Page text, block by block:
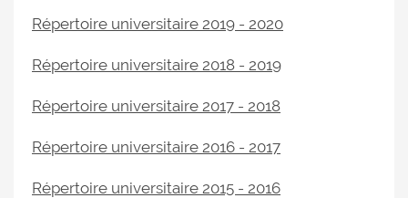
Répertoire universitaire 2019 - 2020
Répertoire universitaire 2018 - 2019
Répertoire universitaire 2017 - 2018
Répertoire universitaire 2016 - 2017
Répertoire universitaire 2015 - 2016